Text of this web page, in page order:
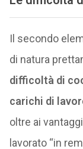
Il secondo
di natura
difficoltà di
carichi di
oltre ai
lavorato “in